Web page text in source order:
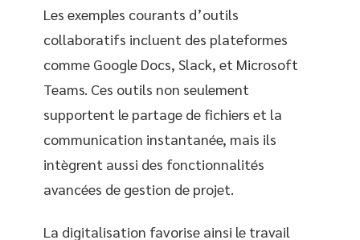
Les exemples courants d’outils
collaboratifs incluent des plateformes
comme Google Docs, Slack, et Microsoft
Teams. Ces outils non seulement
supportent le partage de fichiers et la
communication instantanée, mais ils
intègrent aussi des fonctionnalités
avancées de gestion de projet.
La digitalisation favorise ainsi le travail